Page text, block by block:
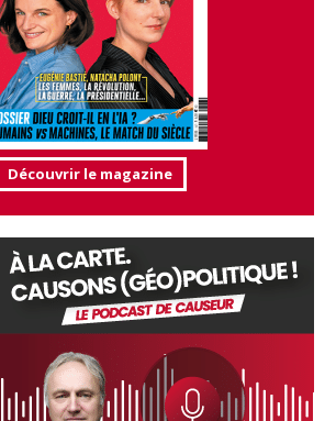
Découvrir le magazine